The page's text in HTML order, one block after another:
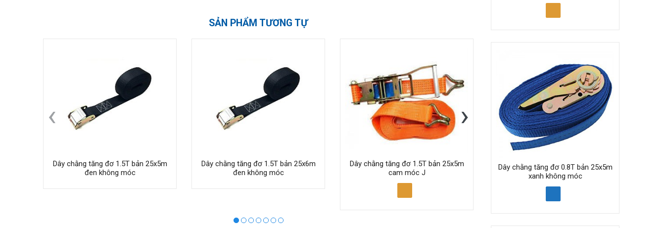
SẢN PHẨM TƯƠNG TỰ
Dây chằng tăng đơ 1.5T bản 25x5m
đen không móc
Dây chằng tăng đơ 1.5T bản 25x6m
đen không móc
Dây chằng tăng đơ 1.5T bản 25x5m
cam móc J
Dây chằng tăng đơ 1.5T bản 25x3m
cam móc J
‹ ›
Dây chằng tăng đơ 0.8T bản 25x5m
xanh không móc